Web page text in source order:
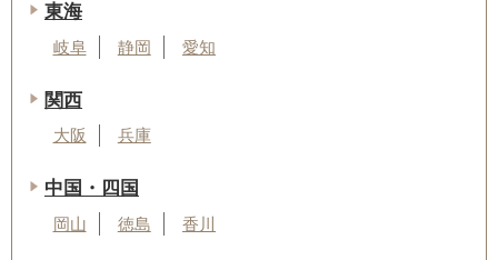
東海
岐阜 静岡 愛知
関西
大阪 兵庫
中国・四国
岡山 徳島 香川